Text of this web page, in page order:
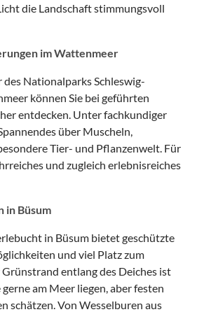
die Landschaft stimmungsvoll
im Wattenmeer
Nationalparks Schleswig-
können Sie bei geführten
entdecken. Unter fachkundiger
über Muscheln,
Tier- und Pflanzenwelt. Für
und zugleich erlebnisreiches
in Büsum
in Büsum bietet geschützte
und viel Platz zum
entlang des Deiches ist
am Meer liegen, aber festen
schätzen. Von Wesselburen aus